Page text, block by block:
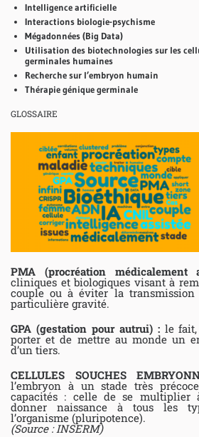
Intelligence artificielle
Interactions biologie-psychisme
Mégadonnées (Big Data)
Utilisation des biotechnologies sur les
germinales humaines
Recherche sur l’embryon humain
Thérapie génique germinale
GLOSSAIRE
PMA (procréation médicalement
cliniques et biologiques visant à
couple ou à éviter la transmission
particulière gravité.
GPA (gestation pour autrui) :le fait,
porter et de mettre au monde un
d’un tiers.
CELLULES SOUCHES
l’embryon à un stade très
capacités : celle de se multiplier
donner naissance à tous les
l’organisme (pluripotence).
(Source : INSERM)